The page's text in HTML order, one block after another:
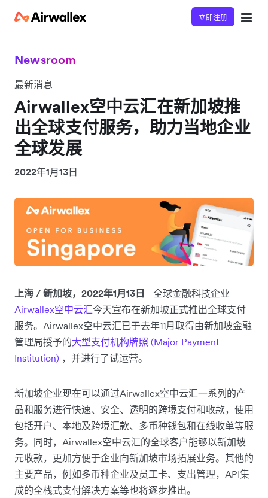
立即注册
Newsroom
最新消息
Airwallex空中云汇在新加坡推
出全球支付服务，助力当地企业
全球发展
2022年1月13日
上海 / 新加坡，2022年1月13日 - 全球金融科技企业
Airwallex空中云汇今天宣布在新加坡正式推出全球支付
服务。Airwallex空中云汇已于去年11月取得由新加坡金融
管理局授予的大型支付机构牌照 (Major Payment
Institution) ，并进行了试运营。
新加坡企业现在可以通过Airwallex空中云汇一系列的产
品和服务进行快速、安全、透明的跨境支付和收款，使用
包括开户、本地及跨境汇款、多币种钱包和在线收单等服
务。同时，Airwallex空中云汇的全球客户能够以新加坡
元收款，更加方便于企业向新加坡市场拓展业务。其他的
主要产品，例如多币种企业及员工卡、支出管理，API集
成的全栈式支付解决方案等也将逐步推出。